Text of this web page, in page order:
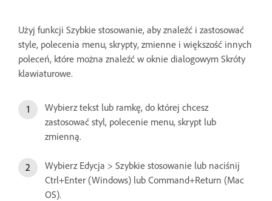
Użyj funkcji Szybkie stosowanie, aby znaleźć i zastosować
style, polecenia menu, skrypty, zmienne i większość innych
poleceń, które można znaleźć w oknie dialogowym Skróty
klawiaturowe.
Wybierz tekst lub ramkę, do której chcesz
zastosować styl, polecenie menu, skrypt lub
zmienną.
Wybierz Edycja > Szybkie stosowanie lub naciśnij
Ctrl+Enter (Windows) lub Command+Return (Mac
OS).